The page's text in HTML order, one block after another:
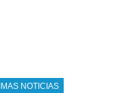
NOTICIAS